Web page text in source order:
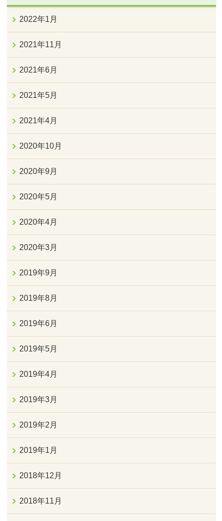
2022年1月
2021年11月
2021年6月
2021年5月
2021年4月
2020年10月
2020年9月
2020年5月
2020年4月
2020年3月
2019年9月
2019年8月
2019年6月
2019年5月
2019年4月
2019年3月
2019年2月
2019年1月
2018年12月
2018年11月